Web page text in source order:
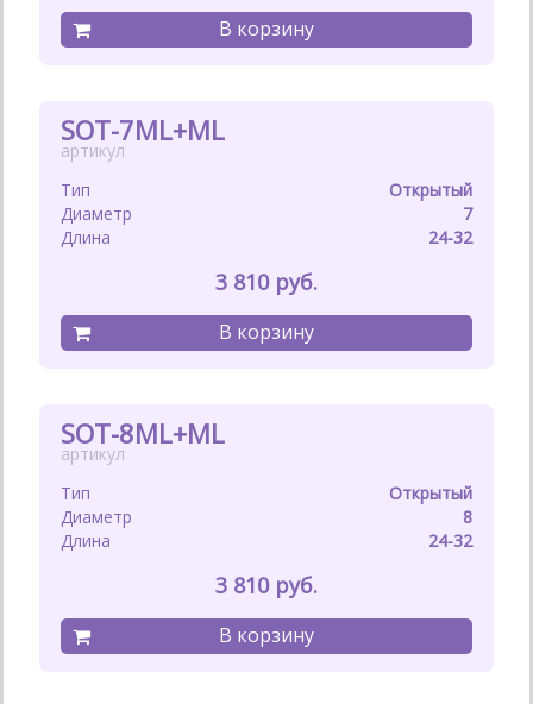
Открытый
7
24-32
SOT-7ML+ML
3 810
Открытый
8
24-32
SOT-8ML+ML
3 810